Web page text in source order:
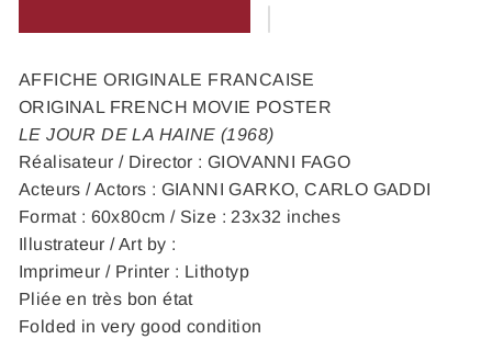
AFFICHE ORIGINALE FRANCAISE
ORIGINAL FRENCH MOVIE POSTER
LE JOUR DE LA HAINE (1968)
Réalisateur / Director : GIOVANNI FAGO
Acteurs / Actors : GIANNI GARKO, CARLO GADDI
Format : 60x80cm / Size : 23x32 inches
Illustrateur / Art by :
Imprimeur / Printer : Lithotyp
Pliée en très bon état
Folded in very good condition